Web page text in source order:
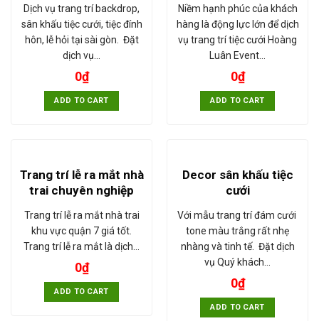
Dịch vụ trang trí backdrop,
sân khấu tiệc cưới, tiệc đính
hôn, lễ hỏi tại sài gòn. Đặt
dịch vụ…
0₫
ADD TO CART
Niềm hạnh phúc của khách
hàng là động lực lớn để dịch
vụ trang trí tiệc cưới Hoàng
Luân Event…
0₫
ADD TO CART
Trang trí lễ ra mắt nhà
trai chuyên nghiệp
Trang trí lễ ra mắt nhà trai
khu vực quận 7 giá tốt.
Trang trí lễ ra mắt là dịch…
0₫
ADD TO CART
Decor sân khấu tiệc
cưới
Với mẫu trang trí đám cưới
tone màu trắng rất nhẹ
nhàng và tinh tế. Đặt dịch
vụ Quý khách…
0₫
ADD TO CART